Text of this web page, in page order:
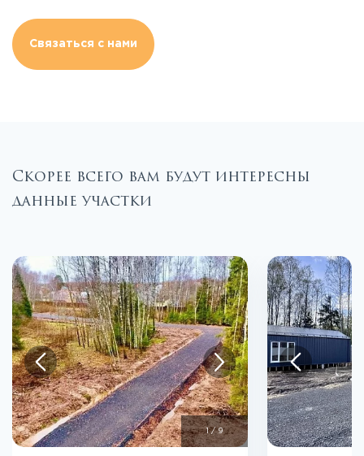
Связаться с нами
Скорее всего вам будут интересны
данные участки
1/9